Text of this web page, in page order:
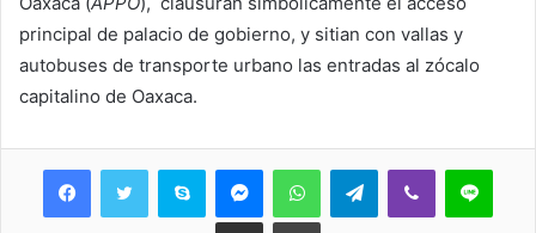
principal de palacio de gobierno, y sitian con vallas y
autobuses de transporte urbano las entradas al zócalo
capitalino de Oaxaca.
Skype MessengerWhatsAppTelegramViber Line
Share via Email Print